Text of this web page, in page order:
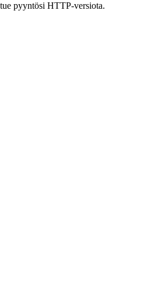
pyyntösi HTTP-versiota.